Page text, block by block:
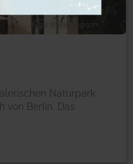
Foto: © booking.com
Naturpark
von Berlin. Das